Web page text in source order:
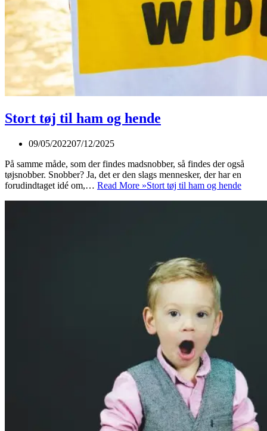
Stort tøj til ham og hende
09/05/202207/12/2025
På samme måde, som der findes madsnobber, så findes der også
tøjsnobber. Snobber? Ja, det er den slags mennesker, der har en
forudindtaget idé om,… Read More »Stort tøj til ham og hende